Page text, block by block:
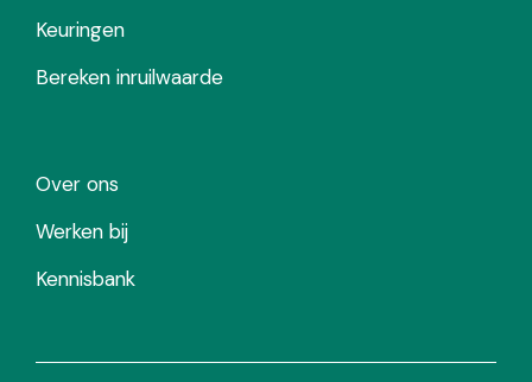
Keuringen
Bereken inruilwaarde
Over ons
Werken bij
Kennisbank